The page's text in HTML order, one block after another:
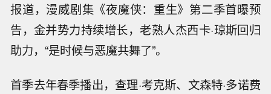
报道，漫威剧集《夜魔侠：重生》第二季首曝预
告，金并势力持续增长，老熟人杰西卡·琼斯回归
助力，“是时候与恶魔共舞了”。
首季去年春季播出，查理·考克斯、文森特·多诺费